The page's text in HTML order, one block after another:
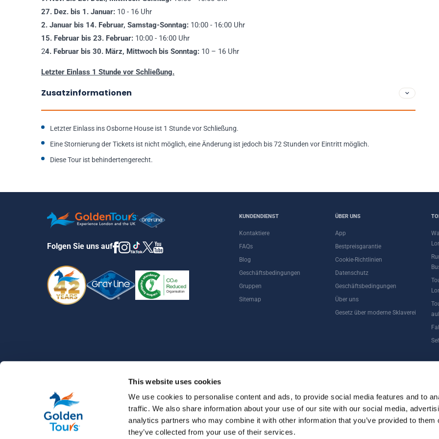
This website uses cookies
We use cookies to personalise content and ads, to provide social media features and to
traffic. We also share information about your use of our site with our social media,
analytics partners who may combine it with other information that you’ve provided to them
they’ve collected from your use of their services.
27. Dez. bis 1. Januar: 10 - 16 Uhr
2. Januar bis 14. Februar, Samstag-Sonntag: 10:00 - 16:00 Uhr
15. Februar bis 23. Februar: 10:00 - 16:00 Uhr
24. Februar bis 30. März, Mittwoch bis Sonntag: 10 – 16 Uhr
Letzter Einlass 1 Stunde vor Schließung.
Zusatzinformationen
Letzter Einlass ins Osborne House ist 1 Stunde vor Schließung.
Eine Stornierung der Tickets ist nicht möglich, eine Änderung ist jedoch bis 72 Stunden vor Eintritt möglich.
Diese Tour ist behindertengerecht.
Folgen Sie uns auf
KUNDENDIENST
Kontaktiere
FAQs
Blog
Geschäftsbedingungen
Gruppen
Sitemap
ÜBER UNS
App
Bestpreisgarantie
Cookie-Richtlinien
Datenschutz
Geschäftsbedingungen
Über uns
Gesetz über moderne Sklaverei